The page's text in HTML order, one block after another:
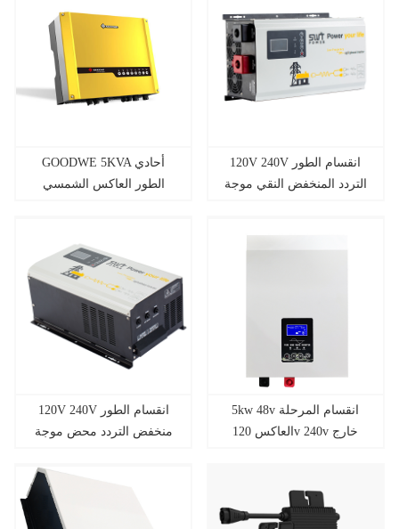
GOODWE 5KVA أحادي
الطور العاكس الشمسي
120V 240V انقسام الطور
التردد المنخفض النقي موجة
120V 240V انقسام الطور
منخفض التردد محض موجة
5kw 48v انقسام المرحلة
العاكس 120v 240v خارج